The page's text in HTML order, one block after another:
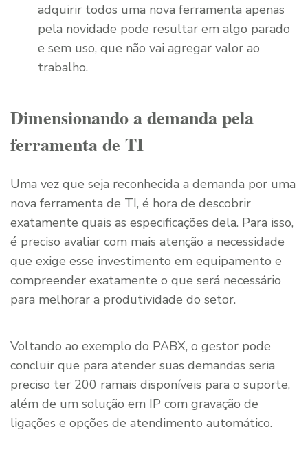
adquirir todos uma nova ferramenta apenas
pela novidade pode resultar em algo parado
e sem uso, que não vai agregar valor ao
trabalho.
Dimensionando a demanda pela
ferramenta de TI
Uma vez que seja reconhecida a demanda por uma
nova ferramenta de TI, é hora de descobrir
exatamente quais as especificações dela. Para isso,
é preciso avaliar com mais atenção a necessidade
que exige esse investimento em equipamento e
compreender exatamente o que será necessário
para melhorar a produtividade do setor.
Voltando ao exemplo do PABX, o gestor pode
concluir que para atender suas demandas seria
preciso ter 200 ramais disponíveis para o suporte,
além de um solução em IP com gravação de
ligações e opções de atendimento automático.